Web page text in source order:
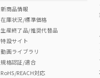
新商品情報
在庫状況/標準価格
生産終了品/推奨代替品
特設サイト
動画ライブラリ
規格認証/適合
RoHS/REACH対応